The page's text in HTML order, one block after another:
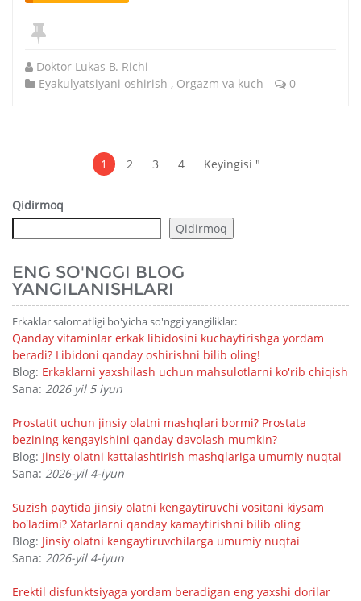
Doktor Lukas B. Richi
Eyakulyatsiyani oshirish , Orgazm va kuch 0
1 2 3 4 Keyingisi "
Qidirmoq
Qidirmoq
ENG SO'NGGI BLOG
YANGILANISHLARI
Erkaklar salomatligi bo'yicha so'nggi yangiliklar:
Qanday vitaminlar erkak libidosini kuchaytirishga yordam
beradi? Libidoni qanday oshirishni bilib oling!
Blog: Erkaklarni yaxshilash uchun mahsulotlarni ko'rib chiqish
Sana: 2026 yil 5 iyun
Prostatit uchun jinsiy olatni mashqlari bormi? Prostata
bezining kengayishini qanday davolash mumkin?
Blog: Jinsiy olatni kattalashtirish mashqlariga umumiy nuqtai
Sana: 2026-yil 4-iyun
Suzish paytida jinsiy olatni kengaytiruvchi vositani kiysam
bo'ladimi? Xatarlarni qanday kamaytirishni bilib oling
Blog: Jinsiy olatni kengaytiruvchilarga umumiy nuqtai
Sana: 2026-yil 4-iyun
Erektil disfunktsiyaga yordam beradigan eng yaxshi dorilar